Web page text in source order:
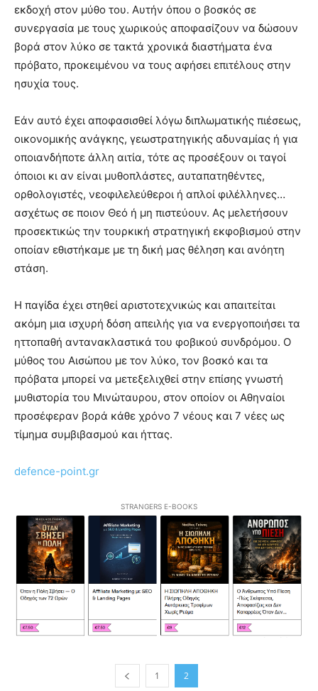
εκδοχή στον μύθο του. Αυτήν όπου ο βοσκός σε
συνεργασία με τους χωρικούς αποφασίζουν να δώσουν
βορά στον λύκο σε τακτά χρονικά διαστήματα ένα
πρόβατο, προκειμένου να τους αφήσει επιτέλους στην
ησυχία τους.
Εάν αυτό έχει αποφασισθεί λόγω διπλωματικής πιέσεως,
οικονομικής ανάγκης, γεωστρατηγικής αδυναμίας ή για
οποιανδήποτε άλλη αιτία, τότε ας προσέξουν οι ταγοί
όποιοι κι αν είναι μυθοπλάστες, αυταπατηθέντες,
ορθολογιστές, νεοφιλελεύθεροι ή απλοί φιλέλληνες…
ασχέτως σε ποιον Θεό ή μη πιστεύουν. Ας μελετήσουν
προσεκτικώς την τουρκική στρατηγική εκφοβισμού στην
οποίαν εθιστήκαμε με τη δική μας θέληση και ανόητη
στάση.
Η παγίδα έχει στηθεί αριστοτεχνικώς και απαιτείται
ακόμη μια ισχυρή δόση απειλής για να ενεργοποιήσει τα
ηττοπαθή αντανακλαστικά του φοβικού συνδρόμου. Ο
μύθος του Αισώπου με τον λύκο, τον βοσκό και τα
πρόβατα μπορεί να μετεξελιχθεί στην επίσης γνωστή
μυθιστορία του Μινώταυρου, στον οποίον οι Αθηναίοι
προσέφεραν βορά κάθε χρόνο 7 νέους και 7 νέες ως
τίμημα συμβιβασμού και ήττας.
defence-point.gr
STRANGERS E-BOOKS
1 2